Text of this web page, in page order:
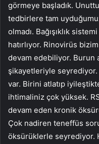
görmeye başladık.
tedbirlere tam
olmadı. Bağışıklık
hatırlıyor. Rinovirüs
devam edebiliyor. Burun
şikayetleriyle seyrediyor.
var. Birini atlatıp
ihtimaliniz çok yüksek.
devam eden kronik
Çok nadiren teneffüs
öksürüklerle seyrediyor.